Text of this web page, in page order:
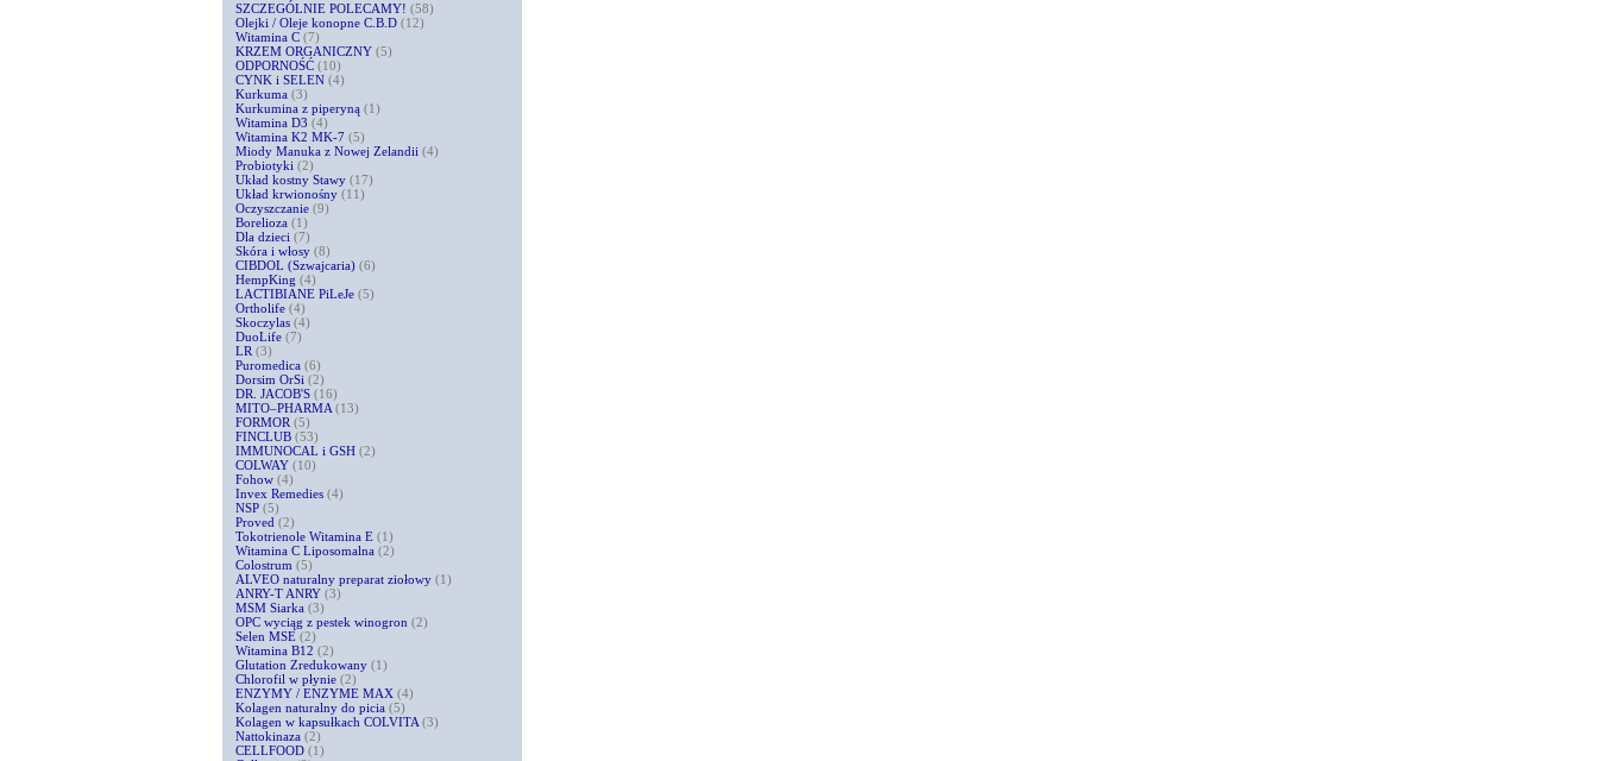
SZCZEGÓLNIE POLECAMY! (58)
Olejki / Oleje konopne C.B.D (12)
Witamina C (7)
KRZEM ORGANICZNY (5)
ODPORNOŚĆ (10)
CYNK i SELEN (4)
Kurkuma (3)
Kurkumina z piperyną (1)
Witamina D3 (4)
Witamina K2 MK-7 (5)
Miody Manuka z Nowej Zelandii (4)
Probiotyki (2)
Układ kostny Stawy (17)
Układ krwionośny (11)
Oczyszczanie (9)
Borelioza (1)
Dla dzieci (7)
Skóra i włosy (8)
CIBDOL (Szwajcaria) (6)
HempKing (4)
LACTIBIANE PiLeJe (5)
Ortholife (4)
Skoczylas (4)
DuoLife (7)
LR (3)
Puromedica (6)
Dorsim OrSi (2)
DR. JACOB'S (16)
MITO–PHARMA (13)
FORMOR (5)
FINCLUB (53)
IMMUNOCAL i GSH (2)
COLWAY (10)
Fohow (4)
Invex Remedies (4)
NSP (5)
Proved (2)
Tokotrienole Witamina E (1)
Witamina C Liposomalna (2)
Colostrum (5)
ALVEO naturalny preparat ziołowy (1)
ANRY-T ANRY (3)
MSM Siarka (3)
OPC wyciąg z pestek winogron (2)
Selen MSE (2)
Witamina B12 (2)
Glutation Zredukowany (1)
Chlorofil w płynie (2)
ENZYMY / ENZYME MAX (4)
Kolagen naturalny do picia (5)
Kolagen w kapsułkach COLVITA (3)
Nattokinaza (2)
CELLFOOD (1)